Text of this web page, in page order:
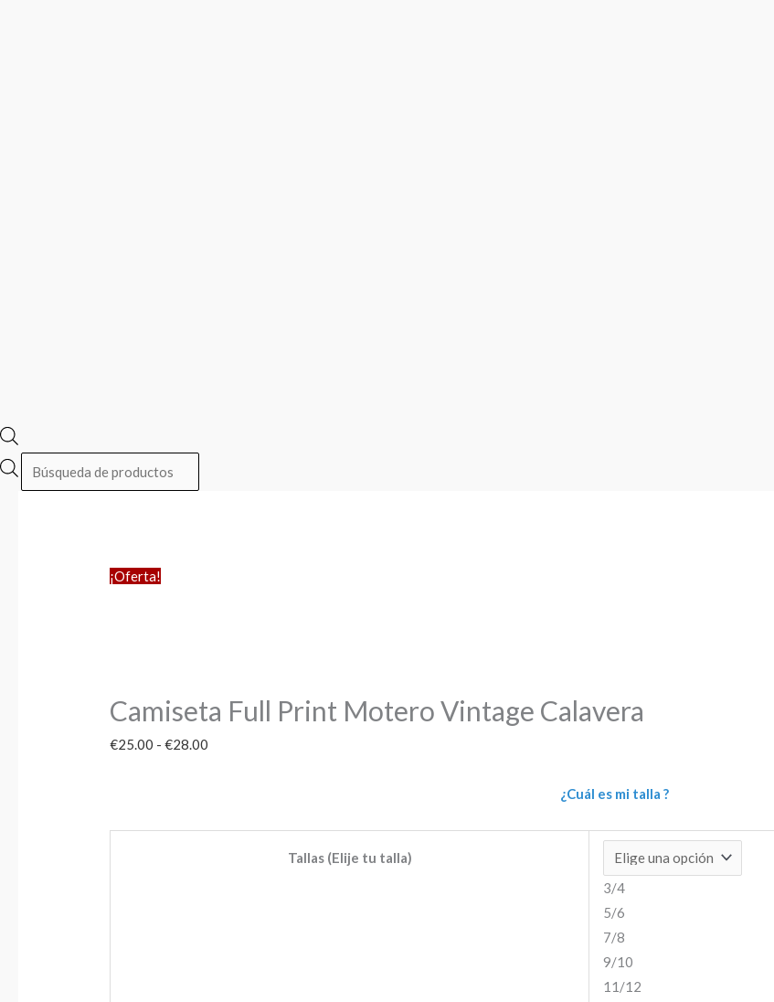
¡Oferta!
Camiseta Full Print Motero Vintage Calavera
€25.00 - €28.00
¿Cuál es mi talla ?
Tallas (Elije tu talla)
3/4
5/6
7/8
9/10
11/12